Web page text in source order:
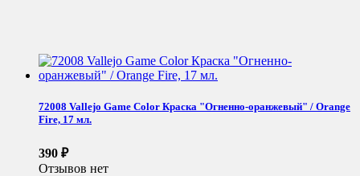
72008 Vallejo Game Color Краска "Огненно-оранжевый" / Orange
Fire, 17 мл.
390 ₽
Отзывов нет